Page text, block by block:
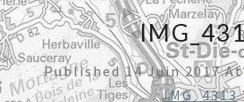
Published14 Juin 2017
IMG_4313